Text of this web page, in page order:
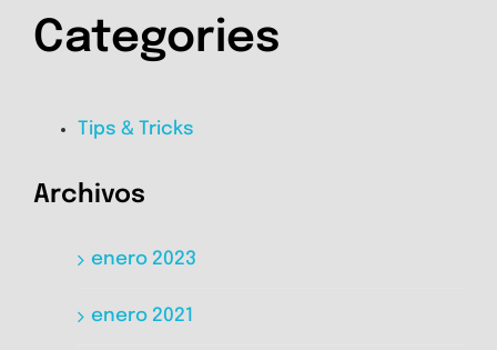
Categories
Tips & Tricks
Archivos
enero 2023
enero 2021